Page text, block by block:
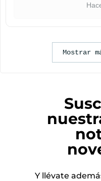
Mostrar
Y llévate